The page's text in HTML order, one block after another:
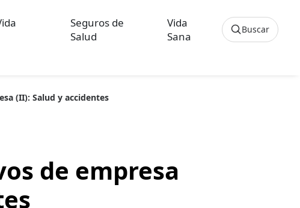
Seguros de
Salud
Vida
Sana
Buscar
(II): Salud y accidentes
de empresa